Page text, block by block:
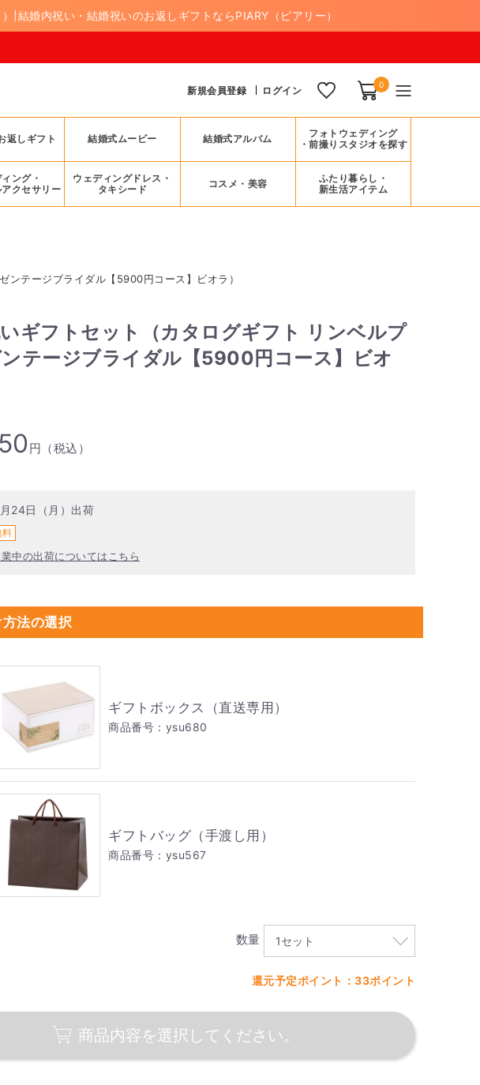
結婚内祝い・結婚祝いのお返しギフトならPIARY（ピアリー）
新規会員登録 ログイン 0
返しギフト 結婚式ムービー 結婚式アルバム
フォトウェディング
・前撮りスタジオを探す
ング・
クセサリー
ウェディングドレス・
タキシード
コスメ・美容
ふたり暮らし・
新生活アイテム
ンテージブライダル【5900円コース】ビオラ）
ギフトセット（カタログギフト リンベルプ
テージブライダル【5900円コース】ビオ
円（税込）
24日（月）出荷
料
中の出荷についてはこちら
法の選択
ギフトボックス（直送専用）
商品番号：ysu680
ギフトバッグ（手渡し用）
商品番号：ysu567
数量
還元予定ポイント：33ポイント
商品内容を選択してください。